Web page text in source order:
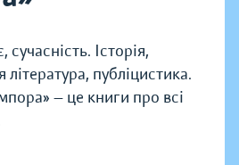
Історія,
публіцистика.
— це книги про всі